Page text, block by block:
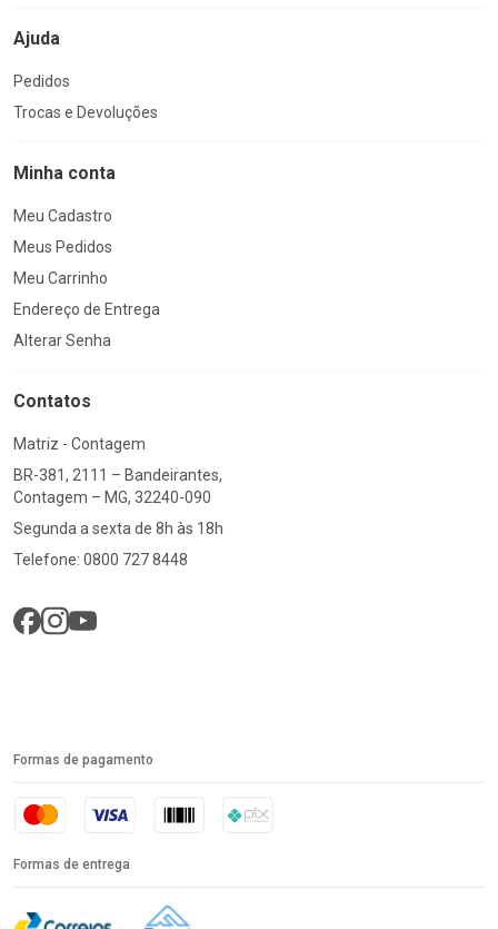
Ajuda
Pedidos
Trocas e Devoluções
Minha conta
Meu Cadastro
Meus Pedidos
Meu Carrinho
Endereço de Entrega
Alterar Senha
Contatos
Matriz - Contagem
BR-381, 2111 – Bandeirantes,
Contagem – MG, 32240-090
Segunda a sexta de 8h às 18h
Telefone: 0800 727 8448
Formas de pagamento
Formas de entrega